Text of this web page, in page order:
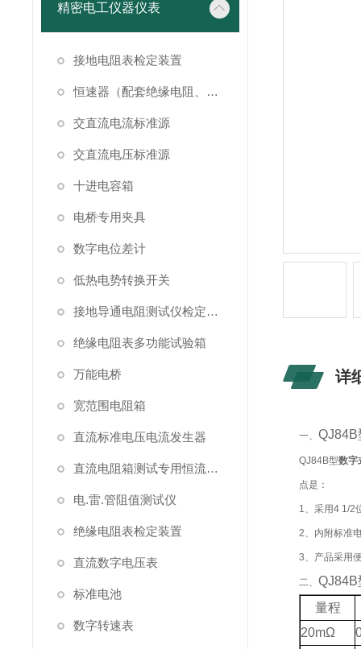
精密电工仪器仪表
接地电阻表检定装置
恒速器（配套绝缘电阻、接地电阻表检定）
交直流电流标准源
交直流电压标准源
十进电容箱
电桥专用夹具
数字电位差计
低热电势转换开关
接地导通电阻测试仪检定装置
绝缘电阻表多功能试验箱
万能电桥
宽范围电阻箱
直流标准电压电流发生器
直流电阻箱测试专用恒流源（简称恒流源）
电.雷.管阻值测试仪
绝缘电阻表检定装置
直流数字电压表
标准电池
数字转速表
详
一、QJ84B
QJ84B型数字
点是：
1、采用4 1/2
2、内附标准
3、产品采用
二、QJ84B
量程
20mΩ